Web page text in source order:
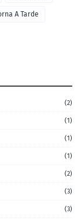
A Tarde
(2)
(1)
(1)
(1)
(2)
(3)
(3)